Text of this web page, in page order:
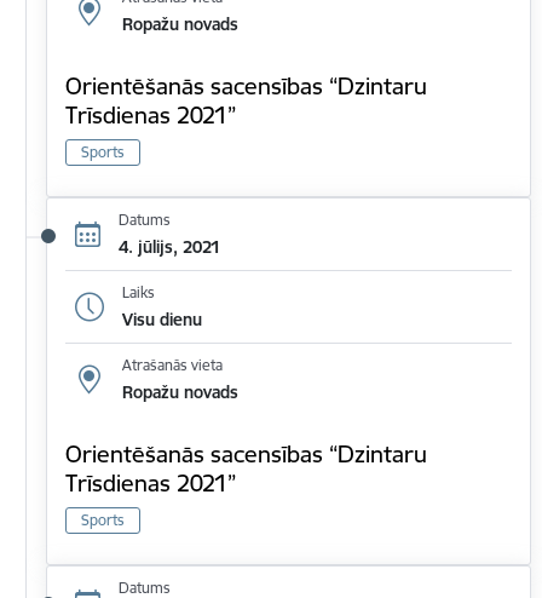
Ropažu novads
Orientēšanās sacensības “Dzintaru
Trīsdienas 2021”
Sports
Datums
4. jūlijs, 2021
Laiks
Visu dienu
Atrašanās vieta
Ropažu novads
Orientēšanās sacensības “Dzintaru
Trīsdienas 2021”
Sports
Datums